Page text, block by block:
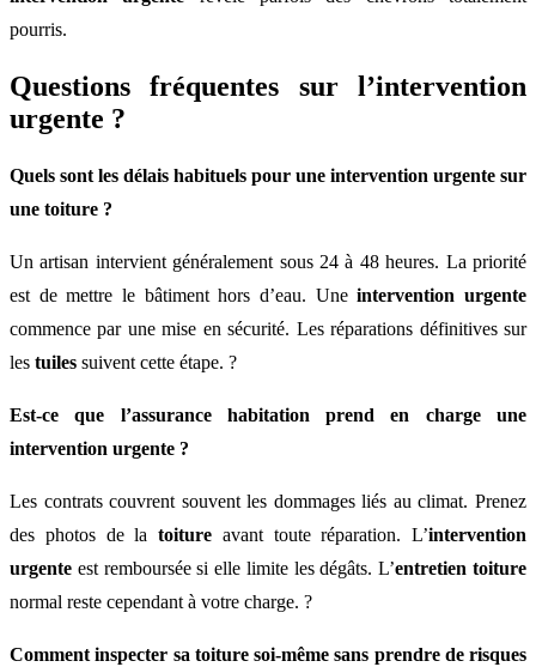
pourris.
Questions fréquentes sur l’intervention
urgente ?
Quels sont les délais habituels pour une intervention urgente sur
une toiture ?
Un artisan intervient généralement sous 24 à 48 heures. La priorité
est de mettre le bâtiment hors d’eau. Uneintervention urgente
commence par une mise en sécurité. Les réparations définitives sur
les tuiles suivent cette étape. ?
Est-ce que l’assurance habitation prend en charge une
intervention urgente ?
Les contrats couvrent souvent les dommages liés au climat. Prenez
des photos de la toiture avant toute réparation. L’intervention
urgente est remboursée si elle limite les dégâts. L’entretien toiture
normal reste cependant à votre charge. ?
Comment inspecter sa toiture soi-même sans prendre de risques